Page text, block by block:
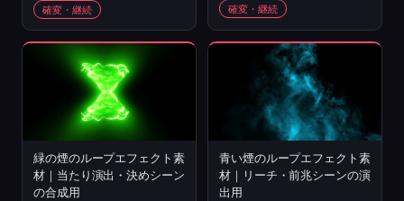
確変・継続 確変・継続
緑の煙のループエフェクト素
材｜当たり演出・決めシーン
の合成用
青い煙のループエフェクト素
材｜リーチ・前兆シーンの演
出用